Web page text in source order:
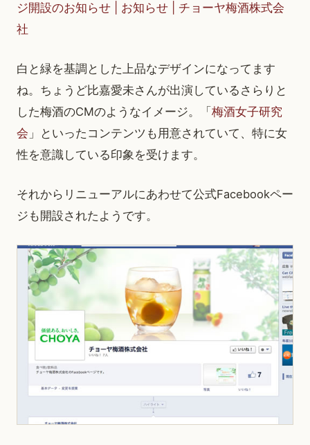
ジ開設のお知らせ | お知らせ | チョーヤ梅酒株式会
社
白と緑を基調とした上品なデザインになってます
ね。ちょうど比嘉愛未さんが出演しているさらりと
した梅酒のCMのようなイメージ。「 梅酒女子研究
会 」といったコンテンツも用意されていて、特に女
性を意識している印象を受けます。
それからリニューアルにあわせて公式Facebookペー
ジも開設されたようです。